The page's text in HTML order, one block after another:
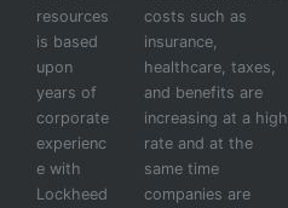
resources
is based
upon
years of
corporate
experienc
e with
Lockheed
costs such as
insurance,
healthcare, taxes,
and benefits are
increasing at a high
rate and at the
same time
companies are